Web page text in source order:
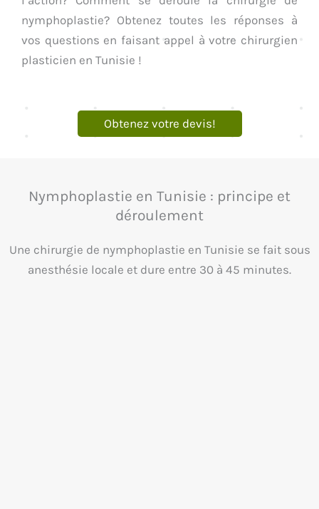
nymphoplastie? Obtenez toutes les réponses à
vos questions en faisant appel à votre chirurgien
plasticien en Tunisie !
Obtenez votre devis!
Nymphoplastie en Tunisie : principe et
déroulement
Une chirurgie de nymphoplastie en Tunisie se fait sous
anesthésie locale et dure entre 30 à 45 minutes.